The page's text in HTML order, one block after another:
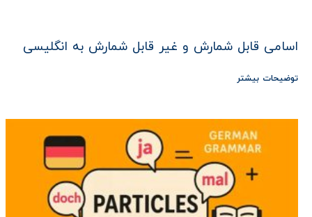
اسامی قابل شمارش و غیر قابل شمارش به انگلیسی
توضیحات بیشتر